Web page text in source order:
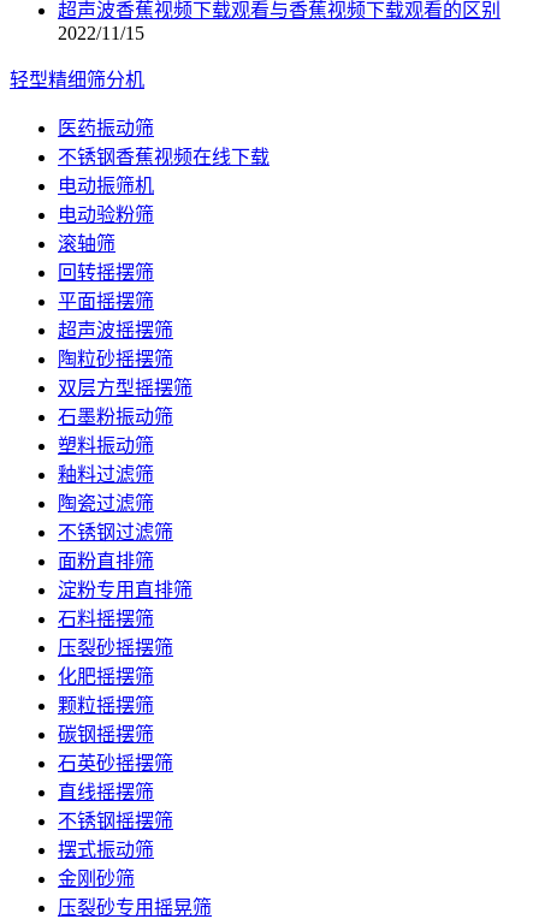
超声波香蕉视频下载观看与香蕉视频下载观看的区别
2022/11/15
轻型精细筛分机
医药振动筛
不锈钢香蕉视频在线下载
电动振筛机
电动验粉筛
滚轴筛
回转摇摆筛
平面摇摆筛
超声波摇摆筛
陶粒砂摇摆筛
双层方型摇摆筛
石墨粉振动筛
塑料振动筛
釉料过滤筛
陶瓷过滤筛
不锈钢过滤筛
面粉直排筛
淀粉专用直排筛
石料摇摆筛
压裂砂摇摆筛
化肥摇摆筛
颗粒摇摆筛
碳钢摇摆筛
石英砂摇摆筛
直线摇摆筛
不锈钢摇摆筛
摆式振动筛
金刚砂筛
压裂砂专用摇晃筛